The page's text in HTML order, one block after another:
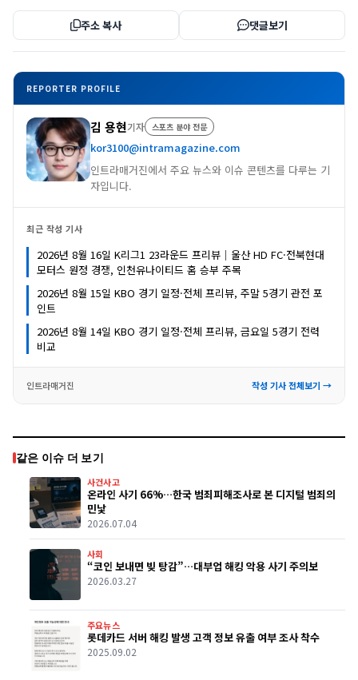
주소 복사 댓글보기
REPORTER PROFILE
김 용현기자 스포츠 분야 전문
kor3100@intramagazine.com
인트라매거진에서 주요 뉴스와 이슈 콘텐츠를 다루는 기
자입니다.
최근 작성 기사
2026년 8월 16일 K리그1 23라운드 프리뷰｜울산 HD FC·전북현대
모터스 원정 경쟁, 인천유나이티드 홈 승부 주목
2026년 8월 15일 KBO 경기 일정·전체 프리뷰, 주말 5경기 관전 포
인트
2026년 8월 14일 KBO 경기 일정·전체 프리뷰, 금요일 5경기 전력
비교
인트라매거진 작성 기사 전체보기 →
같은 이슈 더 보기
사건사고
온라인 사기 66%…한국 범죄피해조사로 본 디지털 범죄의
민낯
2026.07.04
사회
“코인 보내면 빚 탕감”…대부업 해킹 악용 사기 주의보
2026.03.27
주요뉴스
롯데카드 서버 해킹 발생 고객 정보 유출 여부 조사 착수
2025.09.02